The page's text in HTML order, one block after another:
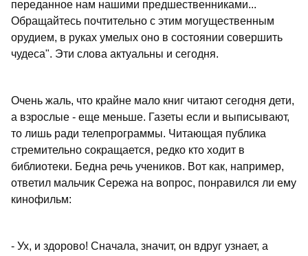
переданное нам нашими предшественниками...
Обращайтесь почтительно с этим могущественным
орудием, в руках умелых оно в состоянии совершить
чудеса". Эти слова актуальны и сегодня.
Очень жаль, что крайне мало книг читают сегодня дети,
а взрослые - еще меньше. Газеты если и выписывают,
то лишь ради телепрограммы. Читающая публика
стремительно сокращается, редко кто ходит в
библиотеки. Бедна речь учеников. Вот как, например,
ответил мальчик Сережа на вопрос, понравился ли ему
кинофильм:
- Ух, и здорово! Сначала, значит, он вдруг узнает, а